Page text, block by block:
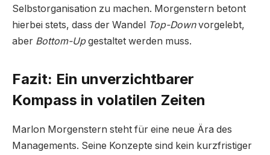
Selbstorganisation zu machen. Morgenstern betont
hierbei stets, dass der Wandel Top-Downvorgelebt,
aber Bottom-Upgestaltet werden muss.
Fazit: Ein unverzichtbarer
Kompass in volatilen Zeiten
Marlon Morgenstern steht für eine neue Ära des
Managements. Seine Konzepte sind kein kurzfristiger